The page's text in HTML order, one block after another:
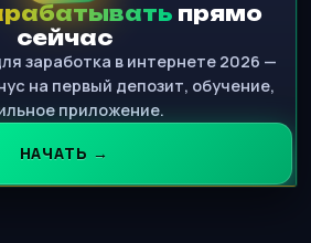
прямо
сейчас
заработка в интернете 2026 —
на первый депозит, обучение,
приложение.
НАЧАТЬ →